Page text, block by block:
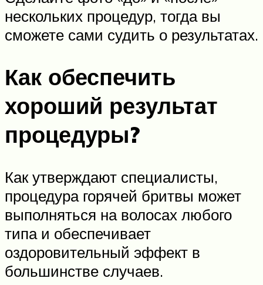
нескольких процедур, тогда вы
сможете сами судить о результатах.
Как обеспечить
хороший результат
процедуры?
Как утверждают специалисты,
процедура горячей бритвы может
выполняться на волосах любого
типа и обеспечивает
оздоровительный эффект в
большинстве случаев.